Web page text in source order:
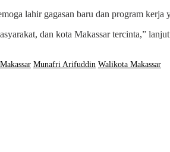
lahir gagasan baru dan program
dan kota Makassar tercinta,”
Munafri Arifuddin Walikota Makassar